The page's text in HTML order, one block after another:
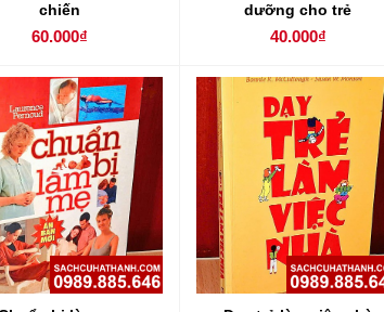
chiến
60.000₫
dưỡng cho trẻ
40.000₫